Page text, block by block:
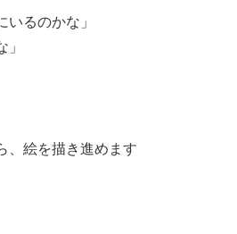
いるのかな」
」
、絵を描き進めます